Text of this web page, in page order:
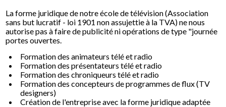
La forme juridique de notre école de télévision (Association
sans but lucratif - loi 1901 non assujettie à la TVA) ne nous
autorise pas à faire de publicité ni opérations de type "journée
portes ouvertes.
Formation des animateurs télé et radio
Formation des présentateurs télé et radio
Formation des chroniqueurs télé et radio
Formation des concepteurs de programmes de flux (TV
designers)
Création de l'entreprise avec la forme juridique adaptée